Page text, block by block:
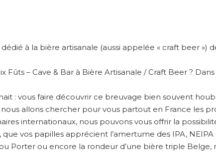
à la bière artisanale (aussi appelée « craft beer »)
Fûts – Cave & Bar à Bière Artisanale / Craft Beer ?
: vous faire découvrir ce breuvage bien souvent
allons chercher pour vous partout en France les
internationaux, nous pouvons vous offrir la
vos papilles apprécient l’amertume des IPA, NEIPA
Porter ou encore la rondeur d’une bière triple Belge,